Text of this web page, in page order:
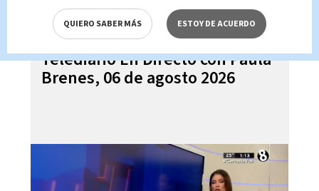
Telediario En Directo con Paula
Brenes, 06 de agosto 2026
QUIERO SABER MÁS ESTOY DE ACUERDO